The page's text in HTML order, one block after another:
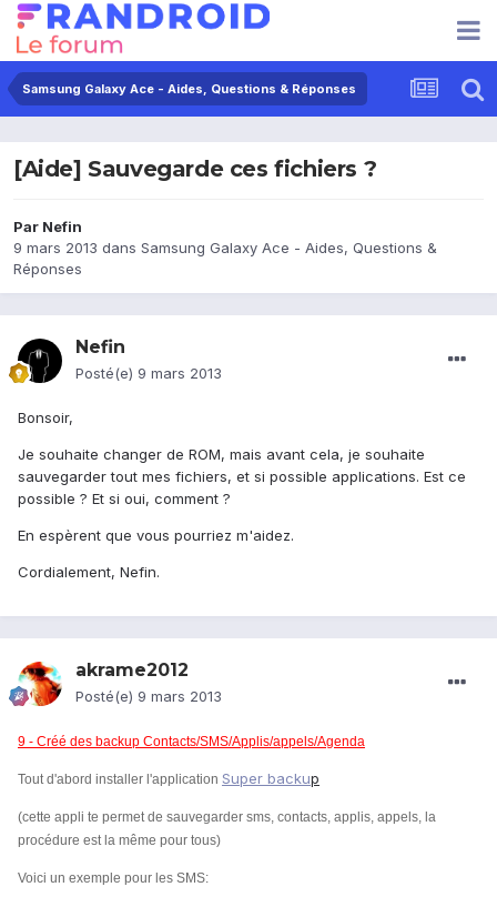
Samsung Galaxy Ace - Aides, Questions & Réponses
[Aide] Sauvegarde ces fichiers ?
Par Nefin
9 mars 2013 dans Samsung Galaxy Ace - Aides, Questions &
Réponses
Nefin
Posté(e) 9 mars 2013
Bonsoir,
Je souhaite changer de ROM, mais avant cela, je souhaite
sauvegarder tout mes fichiers, et si possible applications. Est ce
possible ? Et si oui, comment ?
En espèrent que vous pourriez m'aidez.
Cordialement, Nefin.
akrame2012
Posté(e) 9 mars 2013
9 - Créé des backup Contacts/SMS/Applis/appels/Agenda
Tout d'abord installer l'application Super backup
(cette appli te permet de sauvegarder sms, contacts, applis, appels, la
procédure est la même pour tous)
Voici un exemple pour les SMS: